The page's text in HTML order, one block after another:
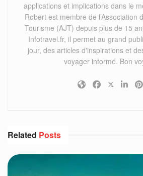
applications et implications dans le
Robert est membre de l’Association
Tourisme (AJT) depuis plus de 15
Infotravel.fr, il permet au grand
jour, des articles d'inspirations et
voyager informé. Bon
Related Posts